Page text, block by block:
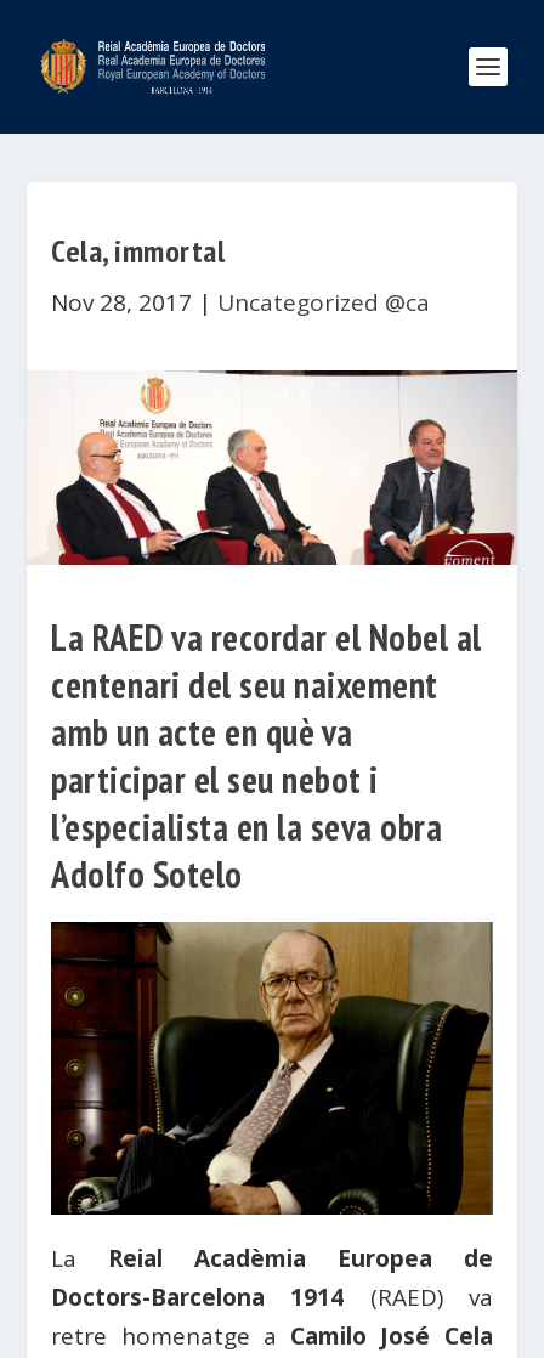
Cela, immortal
Nov 28, 2017 | Uncategorized @ca
La RAED va recordar el Nobel al
centenari del seu naixement
amb un acte en què va
participar el seu nebot i
l’especialista en la seva obra
Adolfo Sotelo
La Reial Acadèmia Europea de
Doctors-Barcelona 1914 (RAED) va
retre homenatge a Camilo José Cela